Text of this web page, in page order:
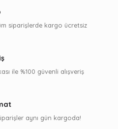
ederiz.
siparişlerde kargo ücretsiz
ile %100 güvenli alışveriş
aynı gün kargoda!